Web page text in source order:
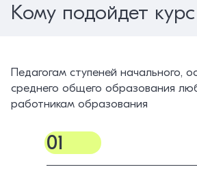
Кому подойдет курс
Педагогам ступеней начального,
среднего общего образования
работникам образования
01